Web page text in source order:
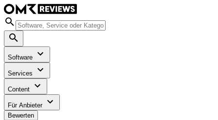
Software
Services
Content
Für Anbieter
Bewerten